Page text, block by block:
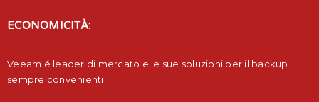
ECONOMICITÀ:
Veeam é leader di mercato e le sue soluzioni per il backup
sempre convenienti